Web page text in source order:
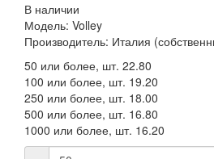
В наличии
Модель: Volley
Производитель: Италия
50 или более, шт. 22.80
100 или более, шт. 19.20
250 или более, шт. 18.00
500 или более, шт. 16.80
1000 или более, шт. 16.20